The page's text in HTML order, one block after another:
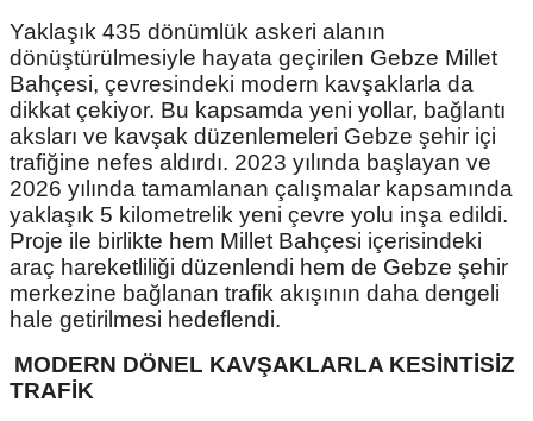
Yaklaşık 435 dönümlük askeri alanın
dönüştürülmesiyle hayata geçirilen Gebze Millet
Bahçesi, çevresindeki modern kavşaklarla da
dikkat çekiyor. Bu kapsamda yeni yollar, bağlantı
aksları ve kavşak düzenlemeleri Gebze şehir içi
trafiğine nefes aldırdı. 2023 yılında başlayan ve
2026 yılında tamamlanan çalışmalar kapsamında
yaklaşık 5 kilometrelik yeni çevre yolu inşa edildi.
Proje ile birlikte hem Millet Bahçesi içerisindeki
araç hareketliliği düzenlendi hem de Gebze şehir
merkezine bağlanan trafik akışının daha dengeli
hale getirilmesi hedeflendi.
MODERN DÖNEL KAVŞAKLARLA KESİNTİSİZ
TRAFİK